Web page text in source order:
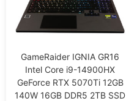
GameRaider IGNIA GR16
Intel Core i9-14900HX
GeForce RTX 5070Ti 12GB
140W 16GB DDR5 2TB SSD